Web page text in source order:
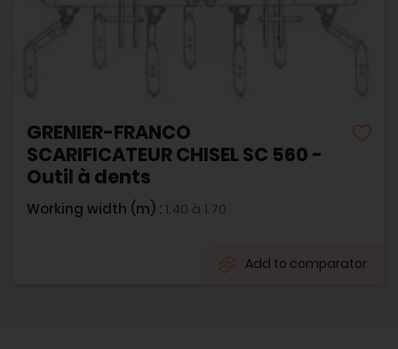
GRENIER-FRANCO
SCARIFICATEUR CHISEL SC 560 -
Outil à dents
Working width (m) :1.40 à 1.70
Add to comparator